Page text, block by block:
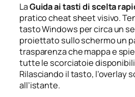
LaGuida ai tasti di scelta
pratico cheat sheet visivo.
tasto Windows per circa un
proiettato sullo schermo un
trasparenza che mappa e
tutte le scorciatoie
Rilasciando il tasto, l’overlay
all’istante.